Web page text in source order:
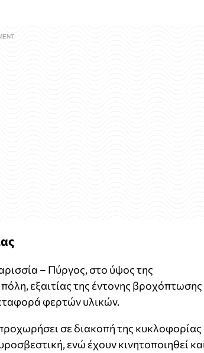
– Πύργος, στο ύψος της
εξαιτίας της έντονης βροχόπτωσης
φερτών υλικών.
σε διακοπή της κυκλοφορίας
ενώ έχουν κινητοποιηθεί